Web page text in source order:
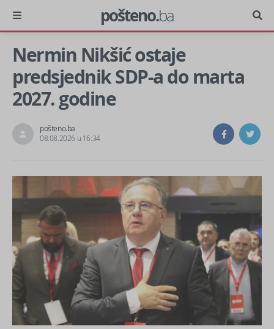
pošteno.ba
Nermin Nikšić ostaje
predsjednik SDP-a do marta
2027. godine
pošteno.ba
08.08.2026 u 16:34